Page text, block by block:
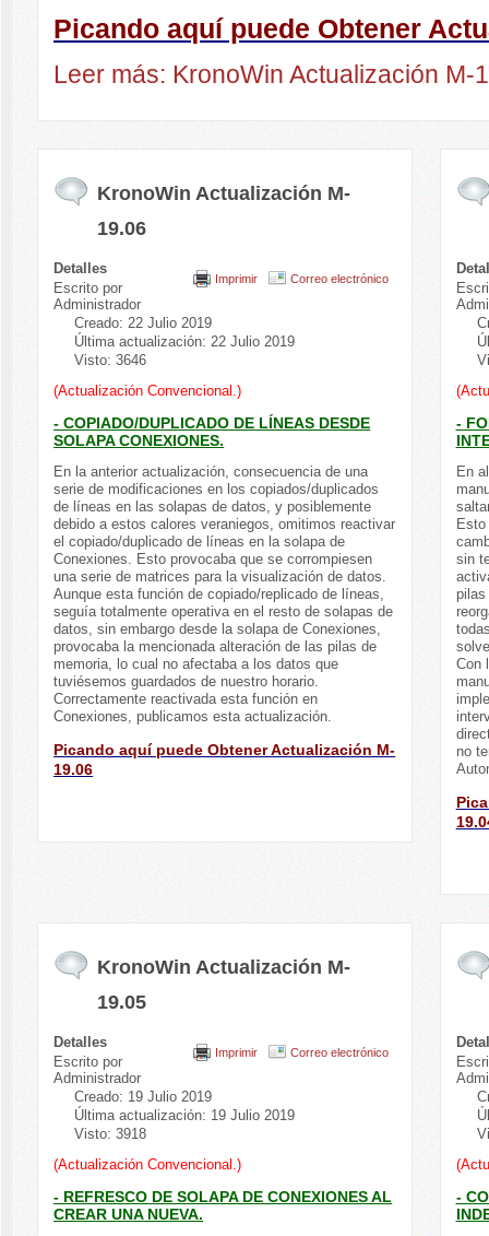
Picando aquí puede Obtener
Leer más: KronoWin Actualización M-
KronoWin Actualización M-
19.06
Imprimir Correo electrónico
Detalles
Escrito por
Administrador
Creado: 22 Julio 2019
Última actualización: 22 Julio 2019
Visto: 3646
(Actualización Convencional.)
- COPIADO/DUPLICADO DE LÍNEAS DESDE
SOLAPA CONEXIONES.
En la anterior actualización, consecuencia de una
serie de modificaciones en los copiados/duplicados
de líneas en las solapas de datos, y posiblemente
debido a estos calores veraniegos, omitimos reactivar
el copiado/duplicado de líneas en la solapa de
Conexiones. Esto provocaba que se corrompiesen
una serie de matrices para la visualización de datos.
Aunque esta función de copiado/replicado de líneas,
seguía totalmente operativa en el resto de solapas de
datos, sin embargo desde la solapa de Conexiones,
provocaba la mencionada alteración de las pilas de
memoria, lo cual no afectaba a los datos que
tuviésemos guardados de nuestro horario.
Correctamente reactivada esta función en
Conexiones, publicamos esta actualización.
Picando aquí puede Obtener Actualización M-
19.06
-
En
sin
pilas
Con
no
KronoWin Actualización M-
19.05
Imprimir Correo electrónico
Detalles
Escrito por
Administrador
Creado: 19 Julio 2019
Última actualización: 19 Julio 2019
Visto: 3918
(Actualización Convencional.)
- REFRESCO DE SOLAPA DE CONEXIONES AL
CREAR UNA NUEVA.
-